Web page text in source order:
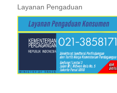
Layanan Pengaduan